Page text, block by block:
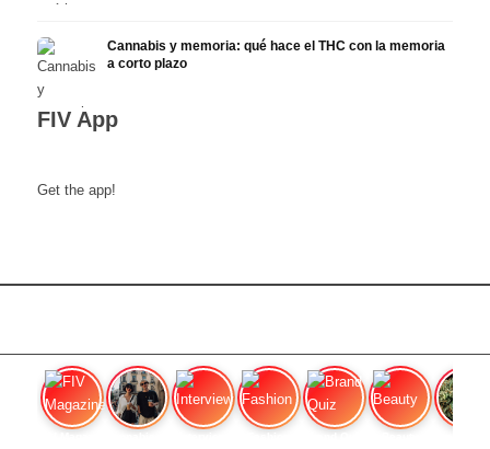
Cannabis y memoria: qué hace el THC con la memoria
a corto plazo
FIV App
Get the app!